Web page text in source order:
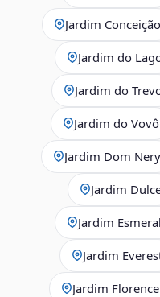
Jardim Conceição
Jardim do
Jardim do
Jardim do Vovô
Jardim Dom Nery
Jardim
Jardim
Jardim
Jardim